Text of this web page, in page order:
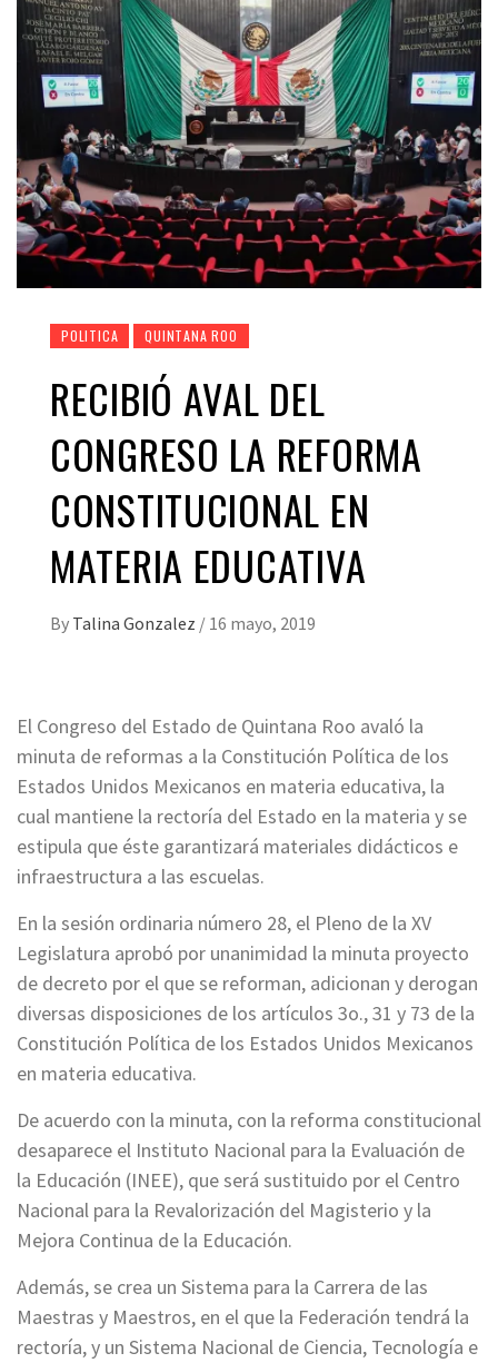
POLITICA QUINTANA ROO
RECIBIÓ AVAL DEL
CONGRESO LA REFORMA
CONSTITUCIONAL EN
MATERIA EDUCATIVA
By Talina Gonzalez / 16 mayo, 2019
El Congreso del Estado de Quintana Roo avaló la
minuta de reformas a la Constitución Política de los
Estados Unidos Mexicanos en materia educativa, la
cual mantiene la rectoría del Estado en la materia y se
estipula que éste garantizará materiales didácticos e
infraestructura a las escuelas.
En la sesión ordinaria número 28, el Pleno de la XV
Legislatura aprobó por unanimidad la minuta proyecto
de decreto por el que se reforman, adicionan y derogan
diversas disposiciones de los artículos 3o., 31 y 73 de la
Constitución Política de los Estados Unidos Mexicanos
en materia educativa.
De acuerdo con la minuta, con la reforma constitucional
desaparece el Instituto Nacional para la Evaluación de
la Educación (INEE), que será sustituido por el Centro
Nacional para la Revalorización del Magisterio y la
Mejora Continua de la Educación.
Además, se crea un Sistema para la Carrera de las
Maestras y Maestros, en el que la Federación tendrá la
rectoría, y un Sistema Nacional de Ciencia, Tecnología e